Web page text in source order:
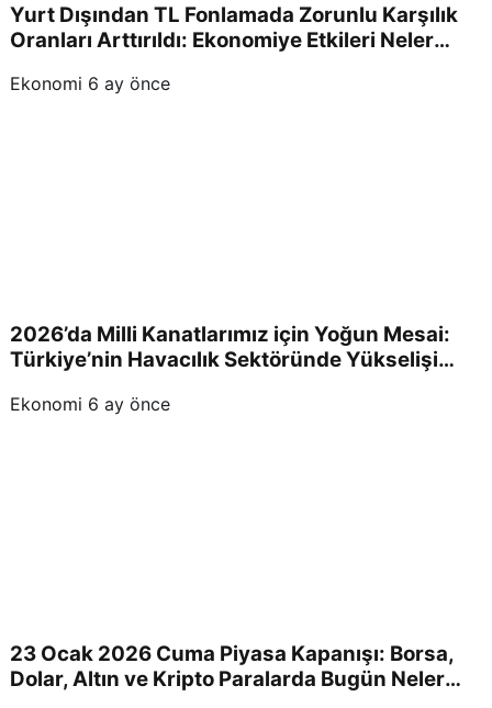
Yurt Dışından TL Fonlamada Zorunlu Karşılık
Oranları Arttırıldı: Ekonomiye Etkileri Neler
Ekonomi 6 ay önce
2026’da Milli Kanatlarımız için Yoğun Mesai:
Türkiye’nin Havacılık Sektöründe Yükselişi
Ekonomi 6 ay önce
23 Ocak 2026 Cuma Piyasa Kapanışı: Borsa,
Dolar, Altın ve Kripto Paralarda Bugün Neler